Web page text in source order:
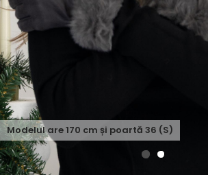
Modelul are170 cm și poartă 36 (S)